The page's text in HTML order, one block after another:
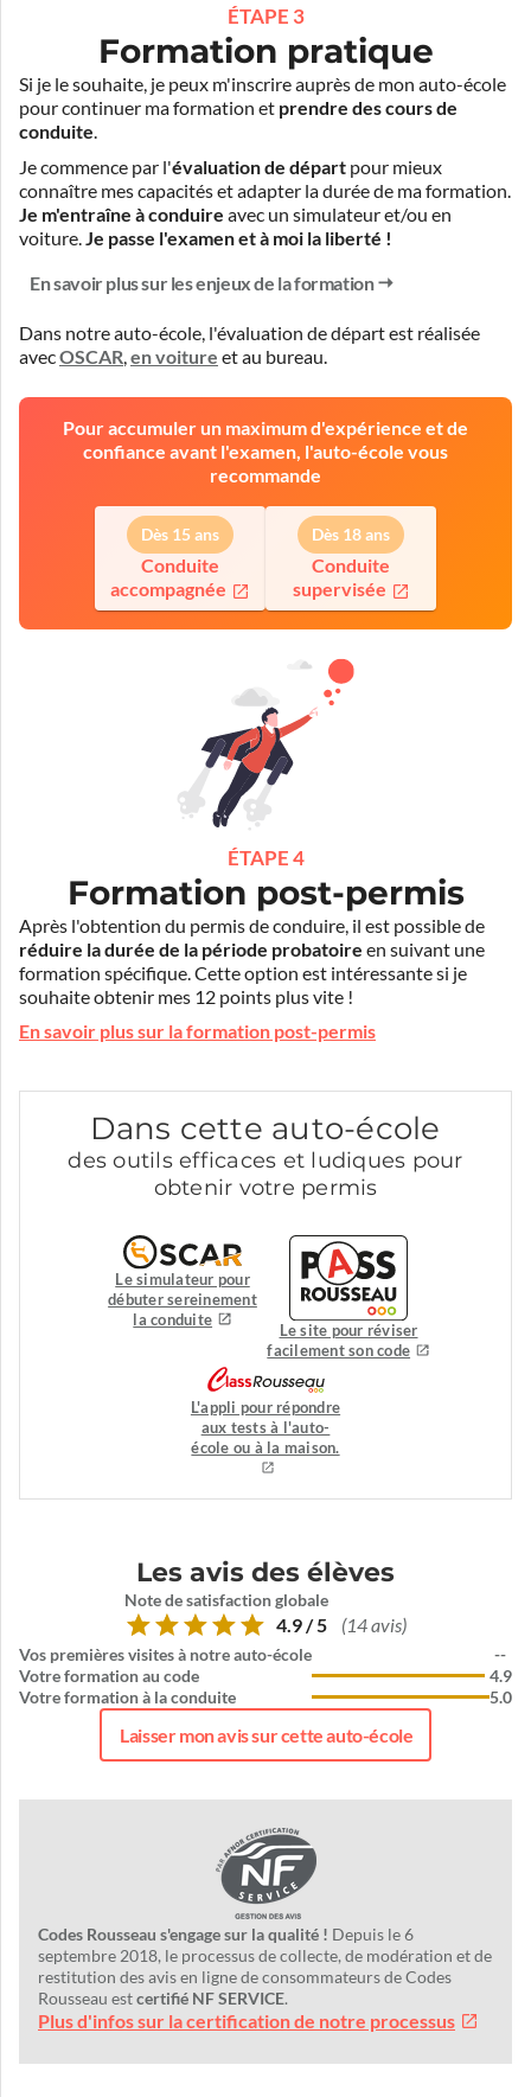
ÉTAPE 3
Formation pratique
Si je le souhaite, je peux m'inscrire auprès de mon auto-école
pour continuer ma formation et prendre des cours de
conduite.
Je commence par l'évaluation de départ pour mieux
connaître mes capacités et adapter la durée de ma formation.
Je m'entraîne à conduire avec un simulateur et/ou en
voiture.Je passe l'examen et à moi la liberté !
En savoir plus sur les enjeux de la formation
Dans notre auto-école, l'évaluation de départ est réalisée
avecOSCAR,en voiture etau bureau.
Pour accumuler un maximum d'expérience et de
confiance avant l'examen, l'auto-école vous
recommande
Dès 15 ans
Conduite
accompagnée
Dès 18 ans
Conduite
supervisée
ÉTAPE 4
Formation post-permis
Après l'obtention du permis de conduire, il est possible de
réduire la durée de la période probatoire en suivant une
formation spécifique. Cette option est intéressante si je
souhaite obtenir mes 12 points plus vite !
En savoir plus sur la formation post-permis
Dans cette auto-école
des outils efficaces et ludiques pour
obtenir votre permis
Le simulateur pour
débuter sereinement
la conduite
Le site pour réviser
facilement son code
L'appli pour répondre
aux tests à l'auto-
école ou à la maison.
Les avis des élèves
Note de satisfaction globale
4.9 / 5 (14 avis)
Vos premières visites à notre auto-école
Votre formation au code
Votre formation à la conduite
--
4.9
5.0
Laisser mon avis sur cette auto-école
Codes Rousseau s'engage sur la qualité ! Depuis le 6
septembre 2018, le processus de collecte, de modération et de
restitution des avis en ligne de consommateurs de Codes
Rousseau estcertifié NF SERVICE.
Plus d'infos sur la certification de notre processus